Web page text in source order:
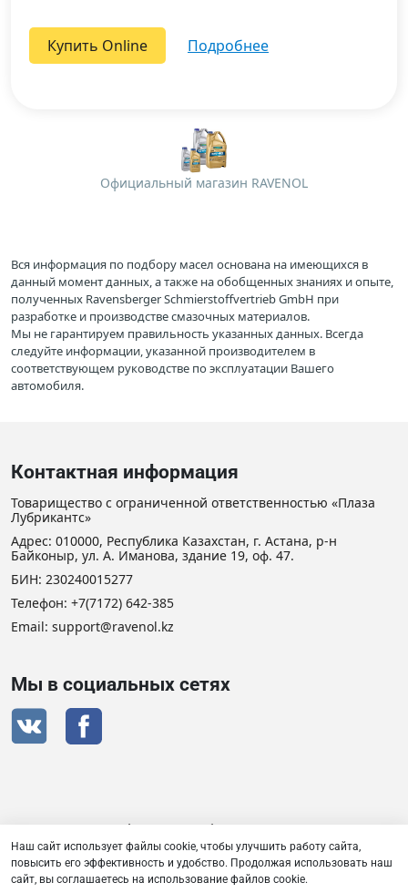
Купить Online подробнее
Официальный магазин RAVENOL
Вся информация по подбору масел основана на имеющихся в
данный момент данных, а также на обобщенных знаниях и опыте,
полученных Ravensberger Schmierstoffvertrieb GmbH при
разработке и производстве смазочных материалов.
Мы не гарантируем правильность указанных данных. Всегда
следуйте информации, указанной производителем в
соответствующем руководстве по эксплуатации Вашего
автомобиля.
Контактная информация
Товарищество с ограниченной ответственностью «Плаза
Лубрикантс»
Адрес: 010000, Республика Казахстан, г. Астана, р-н
Байконыр, ул. А. Иманова, здание 19, оф. 47.
БИН: 230240015277
Телефон: +7(7172) 642-385
Email: support@ravenol.kz
Мы в социальных сетях
Сертификат дистрибьютора RAVENOL
Товарищество с ограниченной ответственностью «Плаза
Наш сайт использует файлы cookie, чтобы улучшить работу сайта,
повысить его эффективность и удобство. Продолжая использовать наш
сайт, вы соглашаетесь на использование файлов cookie.